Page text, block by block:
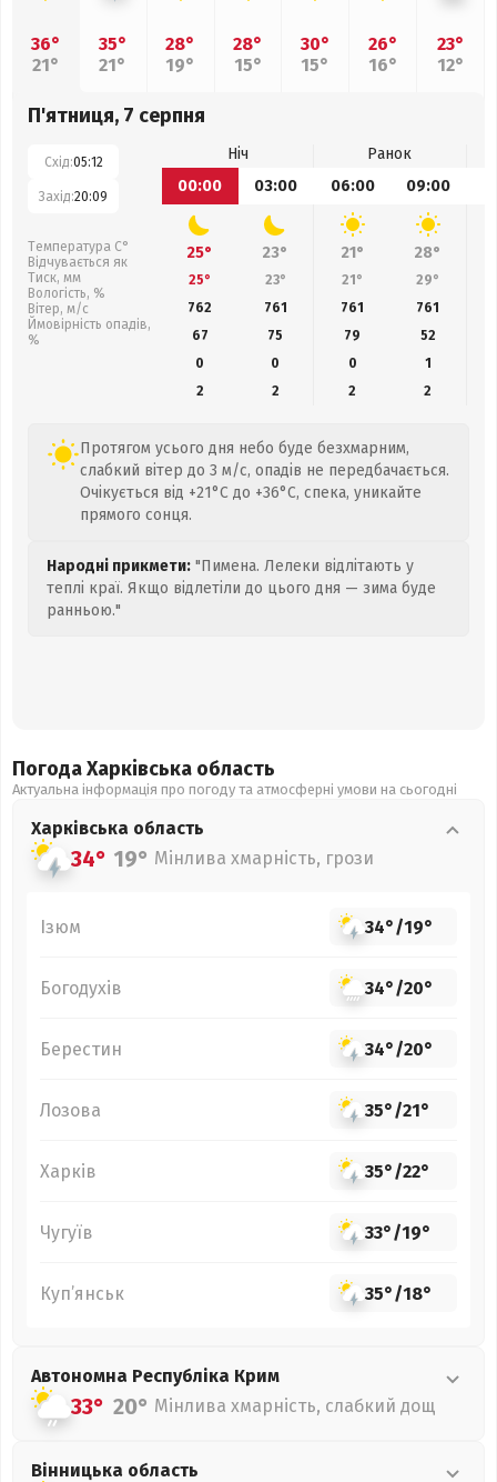
36°
21°
35°
21°
28°
19°
28°
15°
30°
15°
26°
16°
23°
12°
П'ятниця, 7 серпня
Схід:05:12
Захід:20:09
Температура С°
Відчувається як
Тиск, мм
Вологість, %
Вітер, м/с
Ймовірність опадів,
%
Ніч
Ранок
00:00
03:00 06:00 09:00
25° 23° 21° 28°
25° 23° 21° 29°
762
761 761 761
67
75 79
52
0
0 0
1
2
2 2 2
Протягом усього дня небо буде безхмарним,
слабкий вітер до 3 м/с, опадів не передбачається.
Очікується від +21°C до +36°C, спека, уникайте
прямого сонця.
Народні прикмети: "Пимена. Лелеки відлітають у
теплі краї. Якщо відлетіли до цього дня — зима буде
ранньою."
Погода Харківська область
Актуальна інформація про погоду та атмосферні умови на сьогодні
Харківська область
34° 19° Мінлива хмарність, грози
Ізюм 34°/19°
Богодухів 34°/20°
Берестин 34°/20°
Лозова 35°/21°
Харків 35°/22°
Чугуїв 33°/19°
Куп’янськ 35°/18°
Автономна Республіка Крим
33° 20° Мінлива хмарність, слабкий дощ
Вінницька область